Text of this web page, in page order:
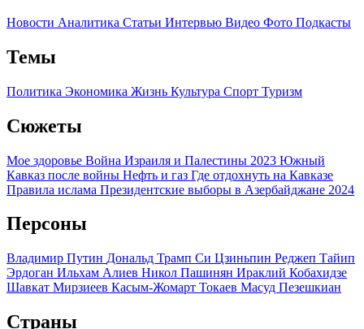
Новости Аналитика Статьи Интервью Видео Фото Подкасты
Темы
Политика Экономика Жизнь Культура Спорт Туризм
Сюжеты
Мое здоровье Война Израиля и Палестины 2023 Южный
Кавказ после войны Нефть и газ Где отдохнуть на Кавказе
Правила ислама Президентские выборы в Азербайджане 2024
Персоны
Владимир Путин Дональд Трамп Си Цзиньпин Реджеп Тайип
Эрдоган Ильхам Алиев Никол Пашинян Ираклий Кобахидзе
Шавкат Мирзиеев Касым-Жомарт Токаев Масуд Пезешкиан
Страны